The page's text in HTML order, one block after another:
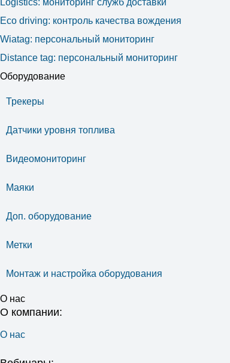
Logistics: мониторинг служб доставки
Eco driving: контроль качества вождения
Wiatag: персональный мониторинг
Distance tag: персональный мониторинг
Оборудование
Трекеры
Датчики уровня топлива
Видеомониторинг
Маяки
Доп. оборудование
Метки
Монтаж и настройка оборудования
О нас
О компании:
О нас